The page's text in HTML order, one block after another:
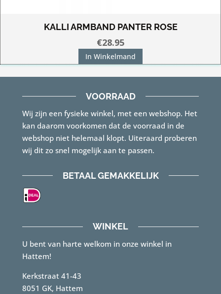
KALLI ARMBAND PANTER ROSE
€28.95
In Winkelmand
VOORRAAD
Wij zijn een fysieke winkel, met een webshop. Het
kan daarom voorkomen dat de voorraad in de
webshop niet helemaal klopt. Uiteraard proberen
wij dit zo snel mogelijk aan te passen.
BETAAL GEMAKKELIJK
WINKEL
U bent van harte welkom in onze winkel in
Hattem!
Kerkstraat 41-43
8051 GK, Hattem